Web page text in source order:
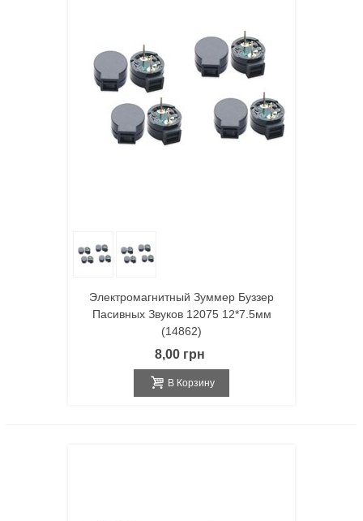
Электромагнитный Зуммер Буззер
Пасивных Звуков 12075 12*7.5мм
(14862)
8,00 грн
В Корзину